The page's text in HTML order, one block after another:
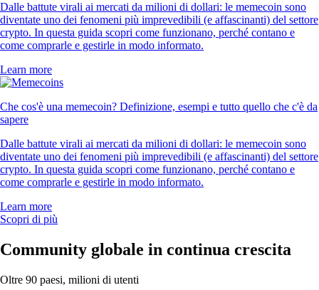
Dalle battute virali ai mercati da milioni di dollari: le memecoin sono
diventate uno dei fenomeni più imprevedibili (e affascinanti) del settore
crypto. In questa guida scopri come funzionano, perché contano e
come comprarle e gestirle in modo informato.
Learn more
Che cos'è una memecoin? Definizione, esempi e tutto quello che c'è da
sapere
Dalle battute virali ai mercati da milioni di dollari: le memecoin sono
diventate uno dei fenomeni più imprevedibili (e affascinanti) del settore
crypto. In questa guida scopri come funzionano, perché contano e
come comprarle e gestirle in modo informato.
Learn more
Scopri di più
Community globale in continua crescita
Oltre 90 paesi, milioni di utenti